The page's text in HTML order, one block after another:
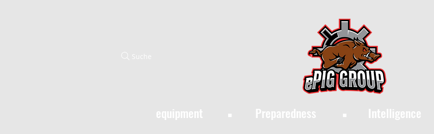
·
equipment Preparedness Intelligence
·
Suche